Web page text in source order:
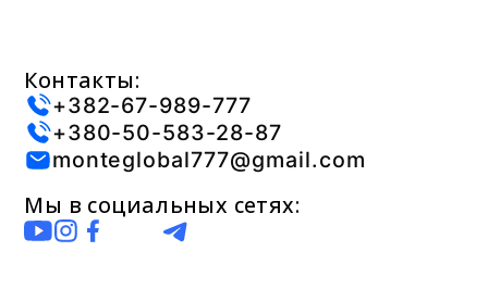
Контакты:
+382-67-989-777
+380-50-583-28-87
monteglobal777@gmail.com
Мы в социальных сетях: